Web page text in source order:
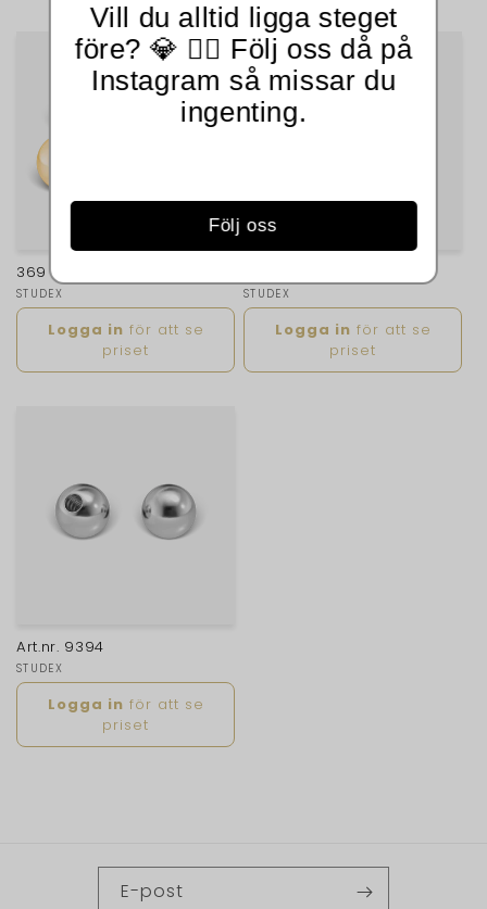
369
Säljare:
STUDEX
Ordinarie
Logga in för att se
priset
Säljare:
STUDEX
Ordinarie
Logga in för att se
priset
Art.nr. 9394
Säljare:
STUDEX
Ordinarie
Logga in för att se
priset
E-post
Vill du alltid ligga steget
före? 💎 👂🏻 Följ oss då på
Instagram så missar du
ingenting.
Följ oss